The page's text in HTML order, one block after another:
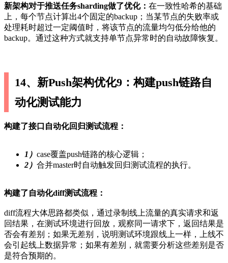
新架构对于推送任务sharding做了优化： 在一致性哈希的基础
上，每个节点计算出4个固定的backup；当某节点的失败率或
处理耗时超过一定阈值时，将该节点的流量均匀低分给他的
backup。通过这种方式就支持单节点异常时的自动故障恢复。
14、新Push架构优化9：构建push链路自
动化测试能力
构建了接口自动化回归测试流程：
1） case覆盖push链路的核心逻辑；
2） 合并master时自动触发回归测试流程的执行。
构建了自动化diff测试流程：
diff流程大体思路都类似，通过录制线上流量的真实请求和返
回结果，在测试环境进行回放，观察同一请求下，返回结果是
否会有差别；如果无差别，说明测试环境跟线上一样，上线不
会引起线上数据异常；如果有差别，就需要分析这些差别是否
是符合预期的。